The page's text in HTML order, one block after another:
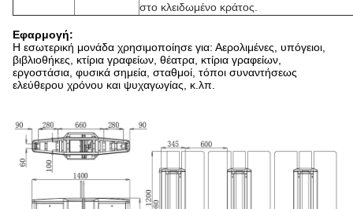
στο κλειδωμένο κράτος.
Εφαρμογή:
Η εσωτερική μονάδα χρησιμοποίησε για: Αερολιμένες, υπόγειοι,
βιβλιοθήκες, κτίρια γραφείων, θέατρα, κτίρια γραφείων,
εργοστάσια, φυσικά σημεία, σταθμοί, τόποι συναντήσεως
ελεύθερου χρόνου και ψυχαγωγίας, κ.λπ.